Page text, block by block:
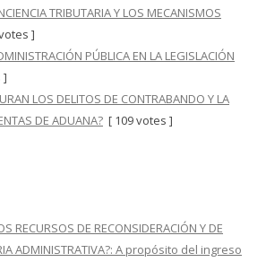
TRIBUTARIA Y LOS MECANISMOS
]
PÚBLICA EN LA LEGISLACIÓN
]
LOS DELITOS DE CONTRABANDO Y LA
DE ADUANA? [ 109 votes ]
RECURSOS DE RECONSIDERACIÓN Y DE
ADMINISTRATIVA?: A propósito del ingreso